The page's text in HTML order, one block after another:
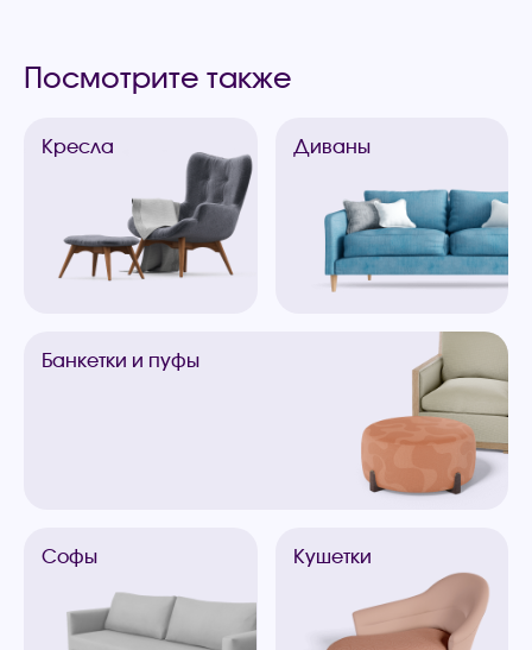
Посмотрите также
Кресла Диваны
Банкетки и пуфы
Софы Кушетки